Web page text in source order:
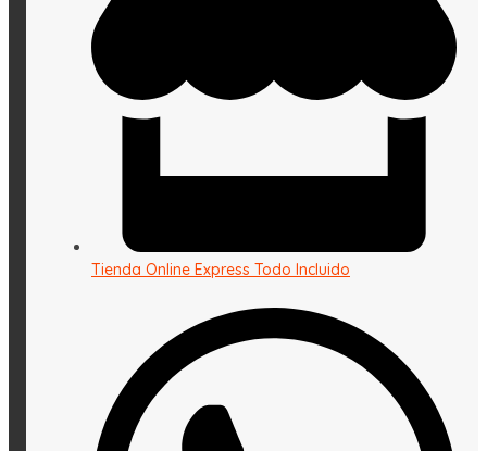
Tienda Online Express Todo Incluido